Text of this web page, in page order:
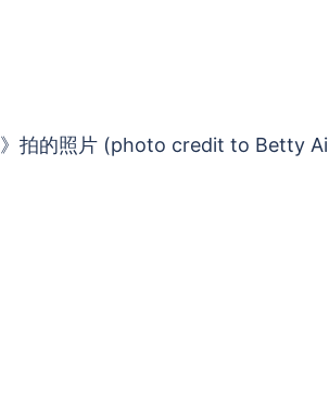
》拍的照片 (photo credit to Betty Ai